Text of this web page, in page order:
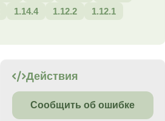
1.14.4 1.12.2
1.12.1
Действия
Сообщить об ошибке